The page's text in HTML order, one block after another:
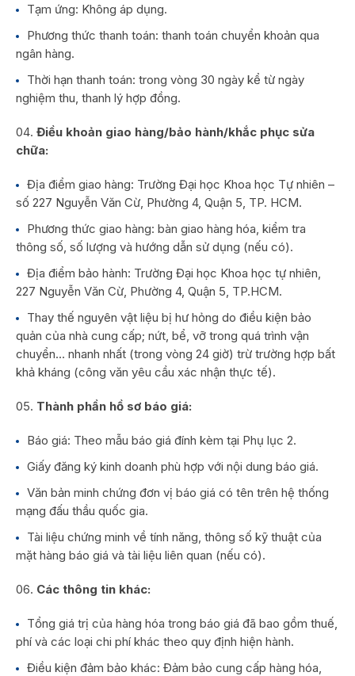
Tạm ứng: Không áp dụng.
Phương thức thanh toán: thanh toán chuyển khoản qua
ngân hàng.
Thời hạn thanh toán: trong vòng 30 ngày kể từ ngày
nghiệm thu, thanh lý hợp đồng.
Điều khoản giao hàng/bảo hành/khắc phục sửa
chữa:
Địa điểm giao hàng: Trường Đại học Khoa học Tự nhiên –
số 227 Nguyễn Văn Cừ, Phường 4, Quận 5, TP. HCM.
Phương thức giao hàng: bàn giao hàng hóa, kiểm tra
thông số, số lượng và hướng dẫn sử dụng (nếu có).
Địa điểm bảo hành: Trường Đại học Khoa học tự nhiên,
227 Nguyễn Văn Cừ, Phường 4, Quận 5, TP.HCM.
Thay thế nguyên vật liệu bị hư hỏng do điều kiện bảo
quản của nhà cung cấp; nứt, bể, vỡ trong quá trình vận
chuyển… nhanh nhất (trong vòng 24 giờ) trừ trường hợp bất
khả kháng (công văn yêu cầu xác nhận thực tế).
Thành phần hồ sơ báo giá:
Báo giá: Theo mẫu báo giá đính kèm tại Phụ lục 2.
Giấy đăng ký kinh doanh phù hợp với nội dung báo giá.
Văn bản minh chứng đơn vị báo giá có tên trên hệ thống
mạng đấu thầu quốc gia.
Tài liệu chứng minh về tính năng, thông số kỹ thuật của
mặt hàng báo giá và tài liệu liên quan (nếu có).
Các thông tin khác:
Tổng giá trị của hàng hóa trong báo giá đã bao gồm thuế,
phí và các loại chi phí khác theo quy định hiện hành.
Điều kiện đảm bảo khác: Đảm bảo cung cấp hàng hóa,